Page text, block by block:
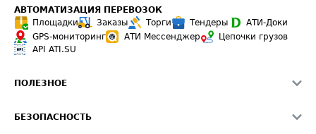
АВТОМАТИЗАЦИЯ ПЕРЕВОЗОК
Площадки
Заказы Торги Тендеры
АТИ-Доки
GPS-мониторинг
АТИ Мессенджер
Цепочки грузов
API ATI.SU
ПОЛЕЗНОЕ
БЕЗОПАСНОСТЬ